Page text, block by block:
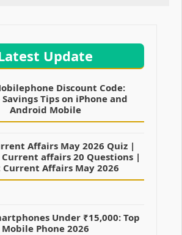
Update
Discount Code:
Savings Tips on iPhone and
Android Mobile
Affairs May 2026 Quiz |
affairs 20 Questions |
Current Affairs May 2026
Under ₹15,000: Top
Mobile Phone 2026